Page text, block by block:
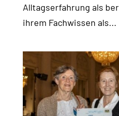
Alltagserfahrung als
ihrem Fachwissen als...